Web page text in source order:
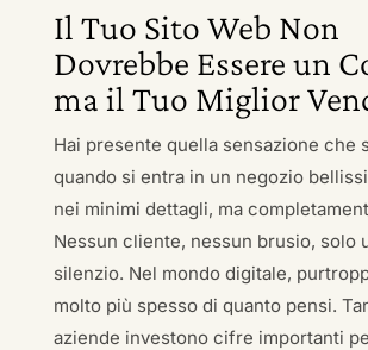
Il Tuo Sito Web Non
Dovrebbe Essere un
ma il Tuo Miglior
Hai presente quella sensazione che
quando si entra in un negozio
nei minimi dettagli, ma
Nessun cliente, nessun brusio, solo
silenzio. Nel mondo digitale,
molto più spesso di quanto pensi.
aziende investono cifre importanti